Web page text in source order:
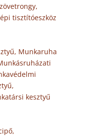
tisztítóeszköz
Munkaruha
kesztyű